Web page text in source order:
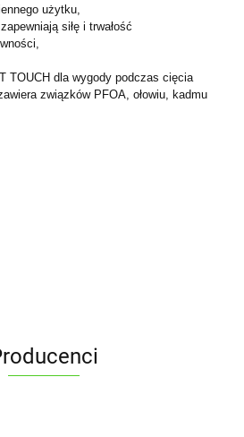
użytku,
siłę i trwałość
TOUCH dla wygody podczas cięcia
związków PFOA, ołowiu, kadmu